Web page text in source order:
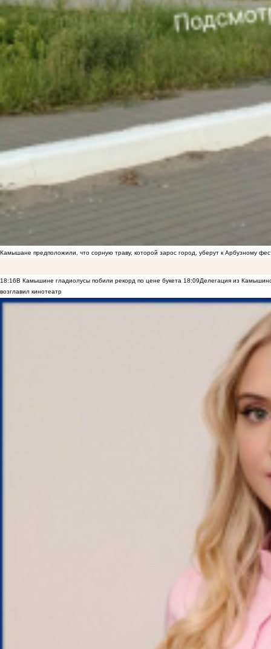
Камышане предположили, что сорную траву, которой зарос город, уберут к Арбузному
18:16В Камышине гладиолусы побили рекорд по цене букета 18:09Делегация из
возглавил кинотеатр